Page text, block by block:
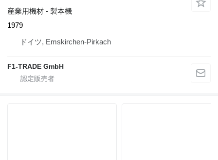
産業用機材 - 製本機
1979
ドイツ, Emskirchen-Pirkach
F1-TRADE GmbH